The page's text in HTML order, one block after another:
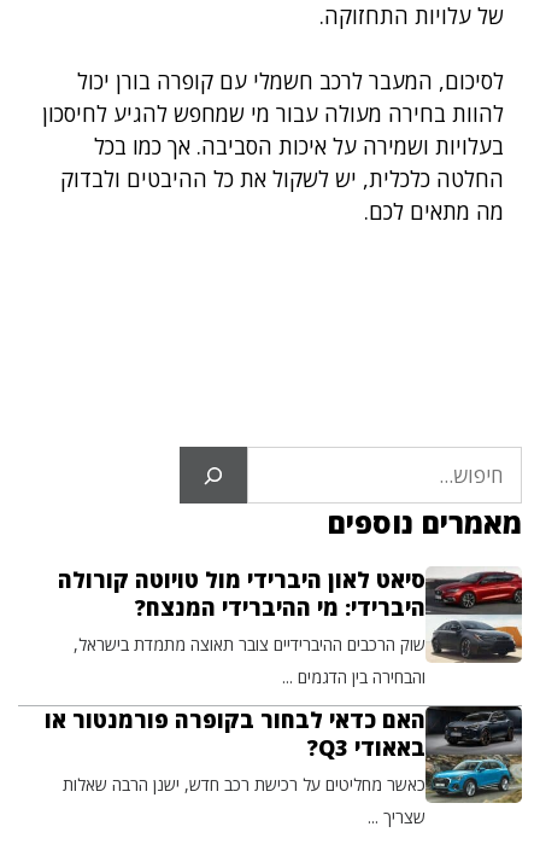
של עלויות התחזוקה.
לסיכום, המעבר לרכב חשמלי עם קופרה בורן יכול
להוות בחירה מעולה עבור מי שמחפש להגיע לחיסכון
בעלויות ושמירה על איכות הסביבה. אך כמו בכל
החלטה כלכלית, יש לשקול את כל ההיבטים ולבדוק
מה מתאים לכם.
מאמרים נוספים
סיאט לאון היברידי מול טויוטה קורולה
היברידי: מי ההיברידי המנצח?
שוק הרכבים ההיברידיים צובר תאוצה מתמדת בישראל,
והבחירה בין הדגמים ...
האם כדאי לבחור בקופרה פורמנטור או
באאודי Q3?
כאשר מחליטים על רכישת רכב חדש, ישנן הרבה שאלות
שצריך ...